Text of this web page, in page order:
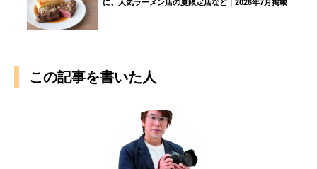
に、人気ラーメン店の夏限定店など｜2026年7月掲載
この記事を書いた人